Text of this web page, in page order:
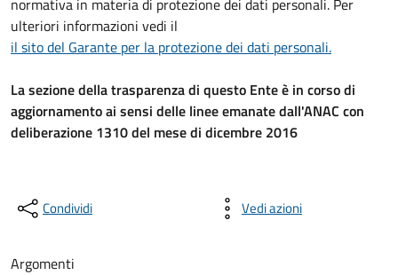
normativa in materia di protezione dei dati personali. Per
ulteriori informazioni vedi il
il sito del Garante per la protezione dei dati personali.
La sezione della trasparenza di questo Ente è in corso di
aggiornamento ai sensi delle linee emanate dall'ANAC con
deliberazione 1310 del mese di dicembre 2016
Condividi Vedi azioni
Argomenti